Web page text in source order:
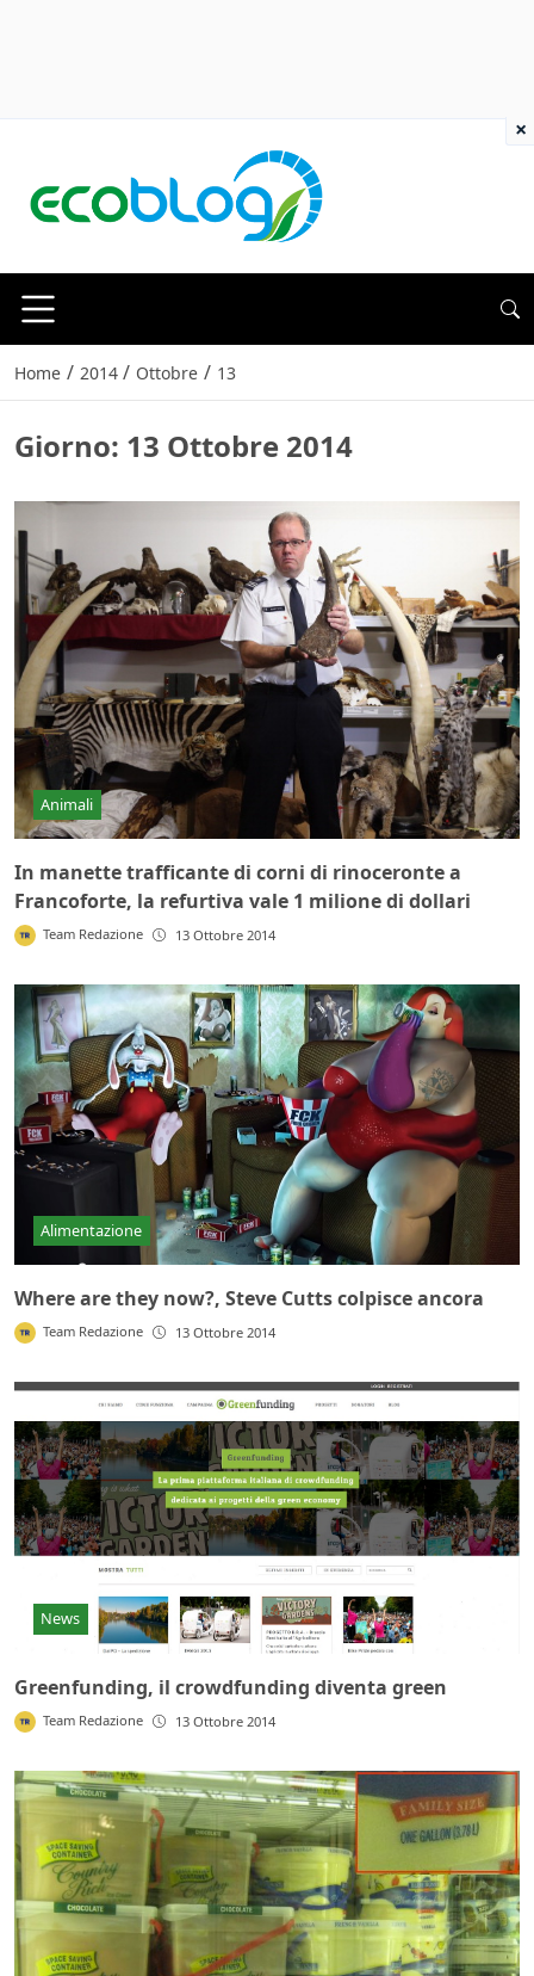
Home / 2014 / Ottobre / 13
Giorno: 13 Ottobre 2014
Animali
In manette trafficante di corni di rinoceronte a
Francoforte, la refurtiva vale 1 milione di dollari
Team Redazione 13 Ottobre 2014
Alimentazione
Where are they now?, Steve Cutts colpisce ancora
Team Redazione 13 Ottobre 2014
News
Greenfunding, il crowdfunding diventa green
Team Redazione 13 Ottobre 2014
×